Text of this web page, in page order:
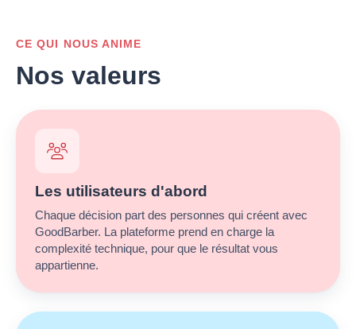
CE QUI NOUS ANIME
Nos valeurs
Les utilisateurs d'abord
Chaque décision part des personnes qui créent avec
GoodBarber. La plateforme prend en charge la
complexité technique, pour que le résultat vous
appartienne.